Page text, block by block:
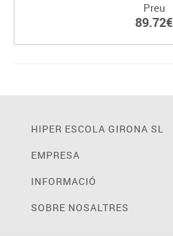
Preu
89.72€
HIPER ESCOLA GIRONA SL
EMPRESA
INFORMACIÓ
SOBRE NOSALTRES